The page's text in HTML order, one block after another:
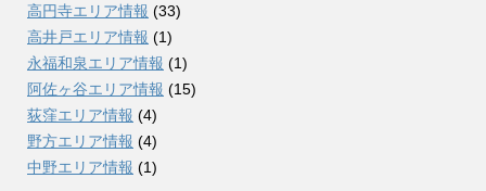
高円寺エリア情報 (33)
高井戸エリア情報 (1)
永福和泉エリア情報 (1)
阿佐ヶ谷エリア情報 (15)
荻窪エリア情報 (4)
野方エリア情報 (4)
中野エリア情報 (1)